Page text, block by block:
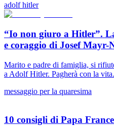
adolf hitler
“Io non giuro a Hitler”.
e coraggio di Josef Mayr-
Marito e padre di famiglia, si
a Adolf Hitler. Pagherà con la
messaggio per la quaresima
10 consigli di Papa